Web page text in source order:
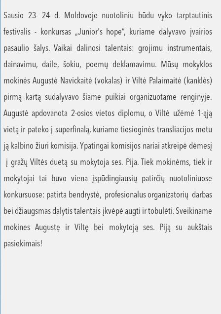
Sausio 23- 24 d. Moldovoje nuotoliniu būdu vyko tarptautinis
festivalis - konkursas „Junior's hope“, kuriame dalyvavo įvairios
pasaulio šalys. Vaikai dalinosi talentais: grojimu instrumentais,
dainavimu, daile, šokiu, poemų deklamavimu. Mūsų mokyklos
mokinės Augustė Navickaitė (vokalas) ir Viltė Palaimaitė (kanklės)
pirmą kartą sudalyvavo šiame puikiai organizuotame renginyje.
Augustė apdovanota 2-osios vietos diplomu, o Viltė užėmė 1-ąją
vietą ir pateko į superfinalą, kuriame tiesioginės transliacijos metu
ją kalbino žiuri komisija. Ypatingai komisijos nariai atkreipė dėmesį
į gražų Viltės duetą su mokytoja ses. Pija. Tiek mokinėms, tiek ir
mokytojai tai buvo viena įspūdingiausių patirčių nuotoliniuose
konkursuose: patirta bendrystė, profesionalus organizatorių darbas
bei džiaugsmas dalytis talentais įkvėpė augti ir tobulėti. Sveikiname
mokines Augustę ir Viltę bei mokytoją ses. Piją su aukštais
pasiekimais!